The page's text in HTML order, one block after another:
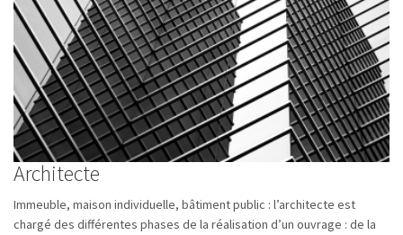
Architecte
Immeuble, maison individuelle, bâtiment public : l’architecte est
chargé des différentes phases de la réalisation d’un ouvrage : de la